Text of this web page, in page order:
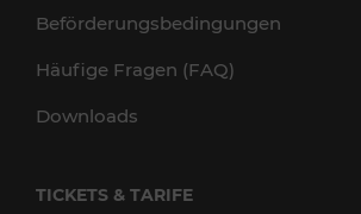
Beförderungsbedingungen
Häufige Fragen (FAQ)
Downloads
TICKETS & TARIFE